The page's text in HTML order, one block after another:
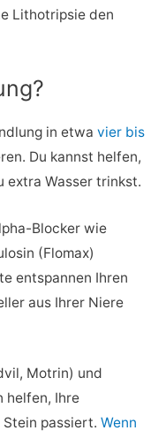
Lithotripsie den
in etwa vier bis
Du kannst helfen,
extra Wasser trinkst.
Blocker wie
(Flomax)
entspannen Ihren
aus Ihrer Niere
Motrin) und
helfen, Ihre
passiert. Wenn